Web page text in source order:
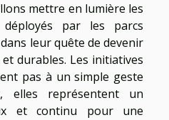
mettre en lumière les
par les parcs
leur quête de devenir
durables. Les initiatives
pas à un simple geste
elles représentent un
et continu pour une